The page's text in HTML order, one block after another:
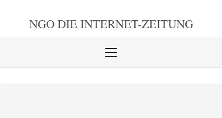
NGO DIE INTERNET-ZEITUNG
Menü